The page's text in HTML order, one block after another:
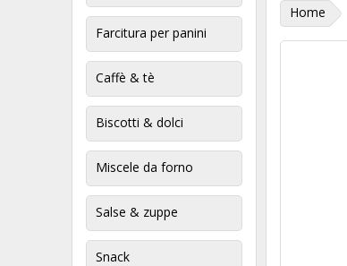
Farcitura per panini
Caffè & tè
Biscotti & dolci
Miscele da forno
Salse & zuppe
Snack
Home